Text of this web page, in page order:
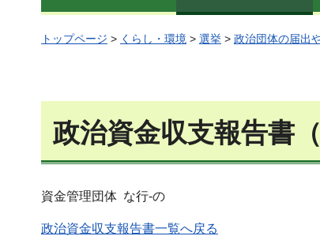
トップページ > くらし・環境 > 選挙 > 政治団体の届出
政治資金収支報告書
資金管理団体 な行-の
政治資金収支報告書一覧へ戻る